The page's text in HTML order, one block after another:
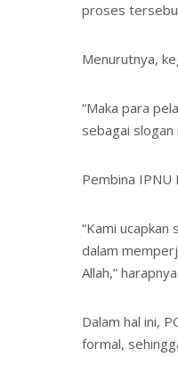
proses
Menurutnya,
“Maka para
sebagai
Pembina IPNU
“Kami
dalam
Allah,” harapnya.
Dalam hal ini,
formal,